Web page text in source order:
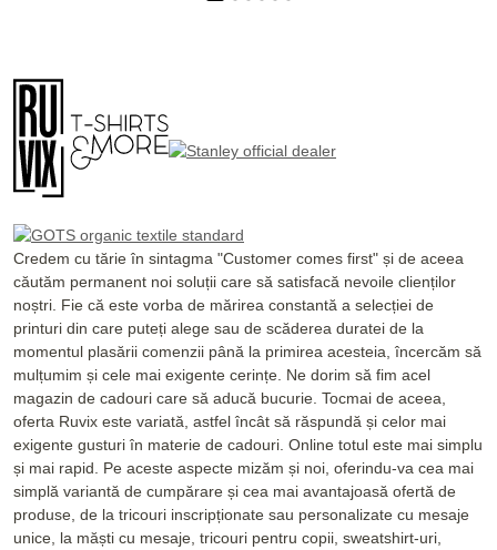
Credem cu tărie în sintagma "Customer comes first" și de aceea
căutăm permanent noi soluții care să satisfacă nevoile clienților
noștri. Fie că este vorba de mărirea constantă a selecției de
printuri din care puteți alege sau de scăderea duratei de la
momentul plasării comenzii până la primirea acesteia, încercăm să
mulțumim și cele mai exigente cerințe. Ne dorim să fim acel
magazin de cadouri care să aducă bucurie. Tocmai de aceea,
oferta Ruvix este variată, astfel încât să răspundă și celor mai
exigente gusturi în materie de cadouri. Online totul este mai simplu
și mai rapid. Pe aceste aspecte mizăm și noi, oferindu-va cea mai
simplă variantă de cumpărare și cea mai avantajoasă ofertă de
produse, de la tricouri inscripționate sau personalizate cu mesaje
unice, la măști cu mesaje, tricouri pentru copii, sweatshirt-uri,